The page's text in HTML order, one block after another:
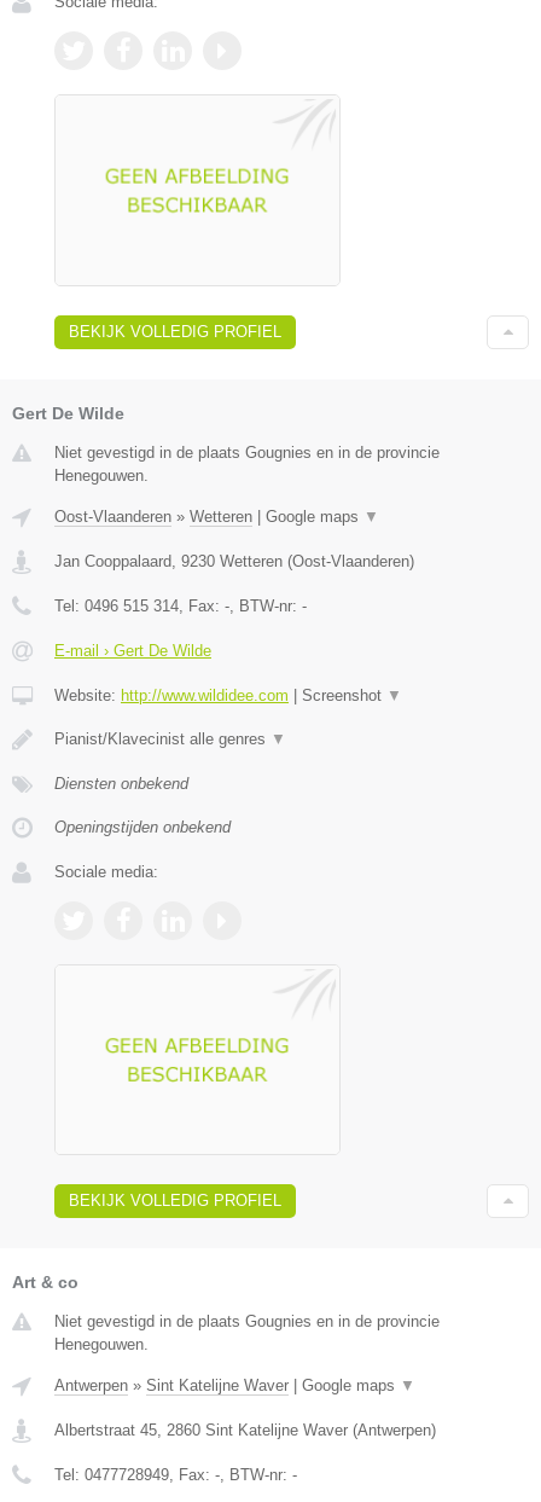
BEKIJK VOLLEDIG PROFIEL
Gert De Wilde
Niet gevestigd in de plaats Gougnies en in de provincie
Henegouwen.
Oost-Vlaanderen » Wetteren | Google maps ▼
Jan Cooppalaard 9230 Wetteren (Oost-Vlaanderen)
Tel: 0496 515 314 , Fax: - , BTW-nr: -
E-mail › Gert De Wilde
Website: http://www.wildidee.com | Screenshot ▼
Pianist/Klavecinist alle genres ▼
Diensten onbekend
Openingstijden onbekend
Sociale media:
BEKIJK VOLLEDIG PROFIEL
Art & co
Niet gevestigd in de plaats Gougnies en in de provincie
Henegouwen.
Antwerpen » Sint Katelijne Waver Google maps ▼
Albertstraat 45, 2860 Sint Katelijne Waver (Antwerpen)
Tel: 0477728949, Fax: -, BTW-nr: -